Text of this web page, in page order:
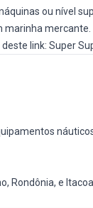
ou nível
marinha mercante.
link: Super
Rondônia, e